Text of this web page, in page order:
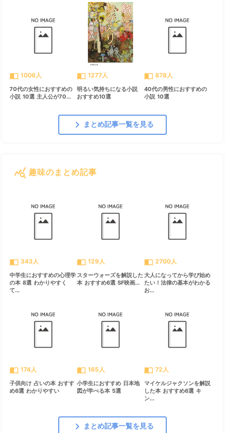
import_contacts 1006人
70代の女性におすすめの
小説 10選 主人公が70...
import_contacts 1277人
明るい気持ちになる小説
おすすめ10選
import_contacts 878人
40代の男性におすすめの
小説 10選
chevron_right まとめ記事一覧を見る
query_stats 趣味のまとめ記事
import_contacts 343人
中学生におすすめの心理学
の本 8選 わかりやすく
て...
import_contacts 129人
スターウォーズを解説した
本 おすすめ6選 SF映画...
import_contacts 2700人
大人になってから学び始め
たい！法律の基本がわかる
お...
import_contacts 174人
子供向け 占いの本 おすす
め6選 わかりやすい
import_contacts 165人
小学生におすすめ 日本地
図が学べる本 5選
import_contacts 72人
マイケルジャクソンを解説
した本 おすすめ6選 キ
ン...
chevron_right まとめ記事一覧を見る